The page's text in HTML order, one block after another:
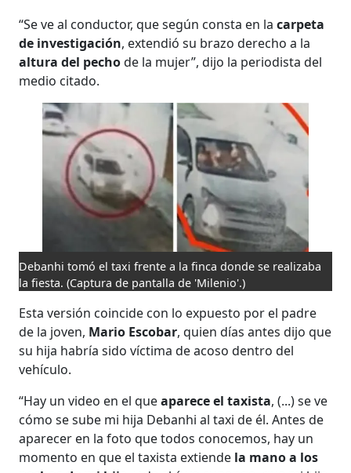
“Se ve al conductor, que según consta en lacarpeta
de investigación, extendió su brazo derecho a la
altura del pechode la mujer”, dijo la periodista del
medio citado.
Debanhi tomó el taxi frente a la finca donde se realizaba
la fiesta. (Captura de pantalla de 'Milenio'.)
Esta versión coincide con lo expuesto por el padre
de la joven, Mario Escobar, quien días antes dijo que
su hija habría sido víctima de acoso dentro del
vehículo.
“Hay un video en el queaparece el taxista, (...) se ve
cómo se sube mi hija Debanhi al taxi de él. Antes de
aparecer en la foto que todos conocemos, hay un
momento en que el taxista extiende la mano a los